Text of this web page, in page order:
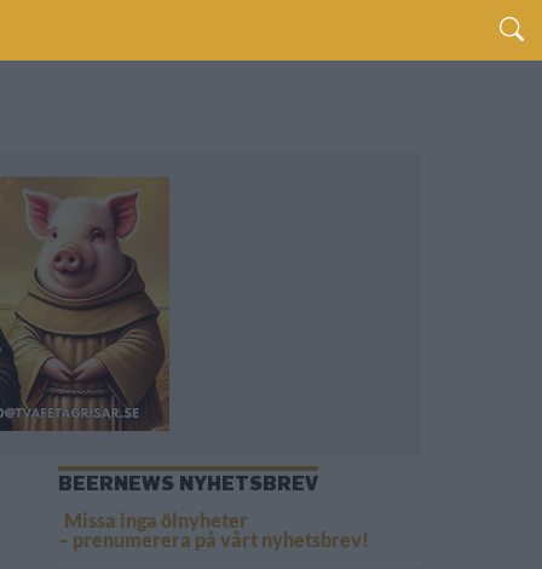
BEERNEWS NYHETSBREV
Missa inga ölnyheter
– prenumerera på vårt nyhetsbrev!